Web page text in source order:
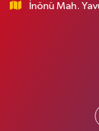
İnönü Mah.